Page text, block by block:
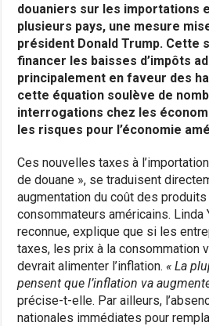
douaniers sur les importations
plusieurs pays, une mesure
président Donald Trump. Cette
financer les baisses d’impôts
principalement en faveur des
cette équation soulève de
interrogations chez les
les risques pour l’économie
Ces nouvelles taxes à
de douane », se traduisent
augmentation du coût des
consommateurs américains. Linda
reconnue, explique que si les
taxes, les prix à la consommation
devrait alimenter l’inflation. « La
pensent que l’inflation va
précise-t-elle. Par ailleurs,
nationales immédiates pour